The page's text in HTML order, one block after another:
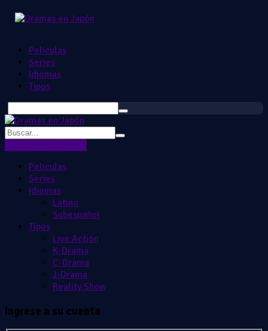
Peliculas
Series
Idiomas
Tipos
Peliculas
Series
Idiomas
Latino
Subespañol
Tipos
Live Actión
K-Drama
C-Drama
J-Drama
Reality Show
Ingrese a su cuenta